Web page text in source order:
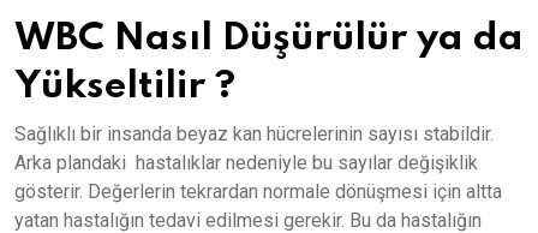
WBC Nasıl Düşürülür ya da
Yükseltilir ?
Sağlıklı bir insanda beyaz kan hücrelerinin sayısı stabildir.
Arka plandaki hastalıklar nedeniyle bu sayılar değişiklik
gösterir. Değerlerin tekrardan normale dönüşmesi için altta
yatan hastalığın tedavi edilmesi gerekir. Bu da hastalığın